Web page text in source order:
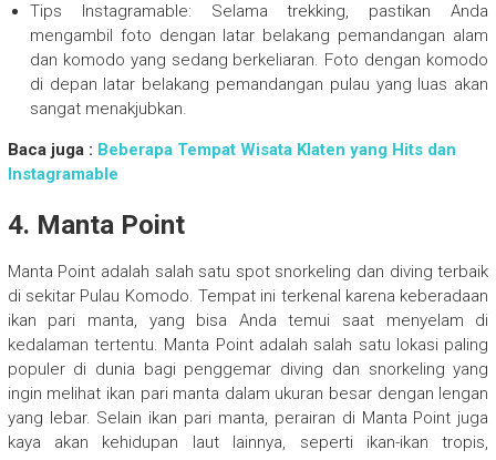
Tips Instagramable: Selama trekking, pastikan Anda
mengambil foto dengan latar belakang pemandangan alam
dan komodo yang sedang berkeliaran. Foto dengan komodo
di depan latar belakang pemandangan pulau yang luas akan
sangat menakjubkan.
Baca juga : Beberapa Tempat Wisata Klaten yang Hits dan
Instagramable
4. Manta Point
Manta Point adalah salah satu spot snorkeling dan diving terbaik
di sekitar Pulau Komodo. Tempat ini terkenal karena keberadaan
ikan pari manta, yang bisa Anda temui saat menyelam di
kedalaman tertentu. Manta Point adalah salah satu lokasi paling
populer di dunia bagi penggemar diving dan snorkeling yang
ingin melihat ikan pari manta dalam ukuran besar dengan lengan
yang lebar. Selain ikan pari manta, perairan di Manta Point juga
kaya akan kehidupan laut lainnya, seperti ikan-ikan tropis,